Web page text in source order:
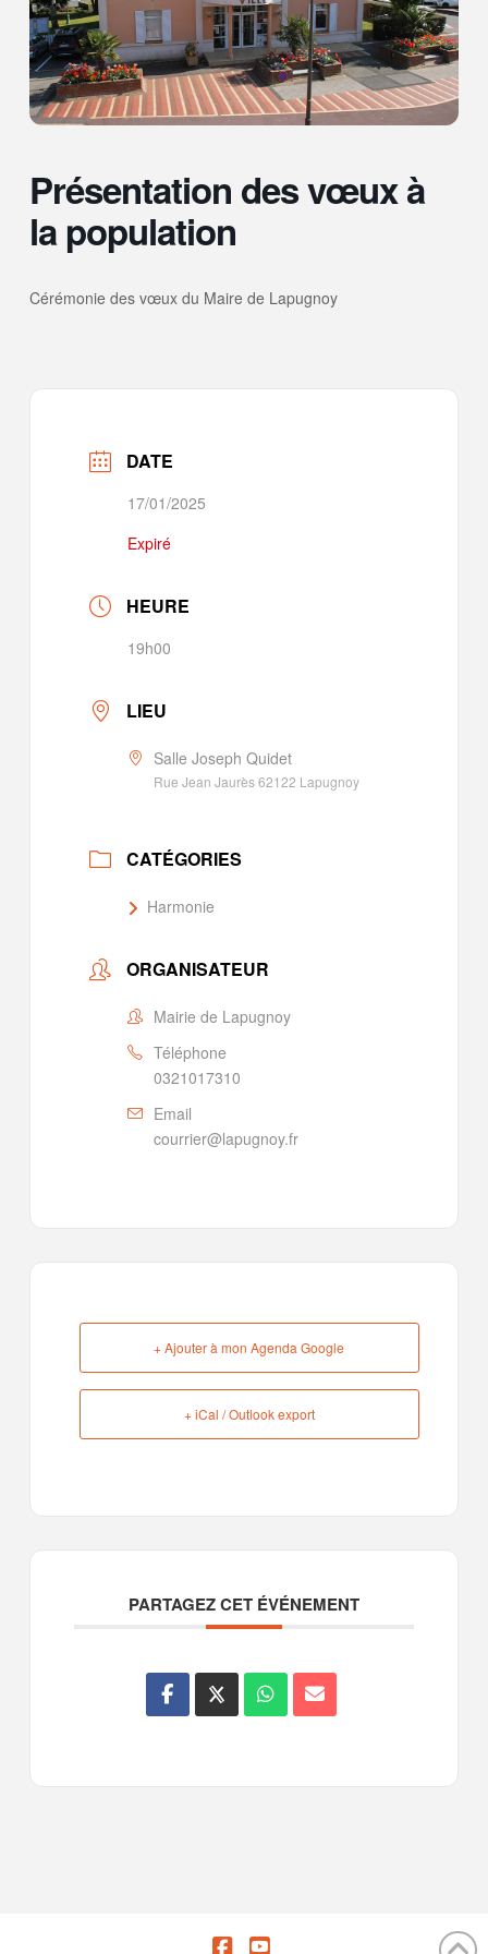
Présentation des vœux à
la population
Cérémonie des vœux du Maire de Lapugnoy
DATE
17/01/2025
Expiré
HEURE
19h00
LIEU
Salle Joseph Quidet
Rue Jean Jaurès 62122 Lapugnoy
CATÉGORIES
Harmonie
ORGANISATEUR
Mairie de Lapugnoy
Téléphone
0321017310
Email
courrier@lapugnoy.fr
+ Ajouter à mon Agenda Google
+ iCal / Outlook export
PARTAGEZ CET ÉVÉNEMENT